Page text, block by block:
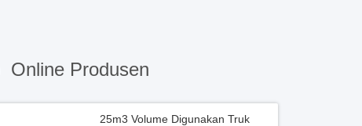
Online Produsen
25m3 Volume Digunakan Truk